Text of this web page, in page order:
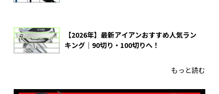
【2026年】最新アイアンおすすめ人気ラン
キング｜90切り・100切りへ！
もっと読む